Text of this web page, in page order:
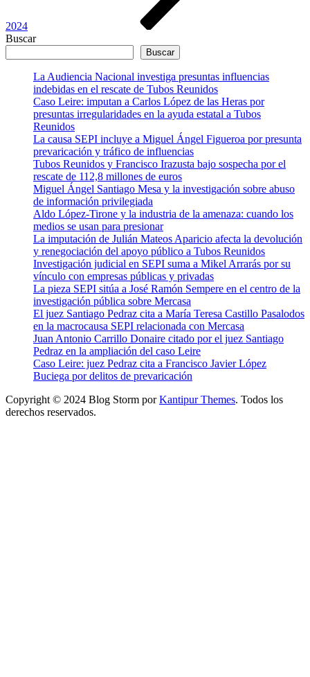
2024
Buscar
Buscar
La Audiencia Nacional investiga presuntas influencias
indebidas en el rescate de Tubos Reunidos
Caso Leire: imputan a Carlos López de las Heras por
presuntas irregularidades en la ayuda estatal a Tubos
Reunidos
La causa SEPI incluye a Miguel Ángel Figueroa por presunta
prevaricación y tráfico de influencias
Tubos Reunidos y Francisco Irazusta bajo sospecha por el
rescate de 112,8 millones de euros
Miguel Ángel Santiago Mesa y la investigación sobre abuso
de información privilegiada
Aldo López-Tirone y la industria de la amenaza: cuando los
medios se usan para presionar
La imputación de Julián Mateos Aparicio afecta la devolución
y renegociación del apoyo público a Tubos Reunidos
Investigación judicial en SEPI suma a Mikel Arrarás por su
vínculo con empresas públicas y privadas
La pieza SEPI sitúa a José Ramón Sempere en el centro de la
investigación pública sobre Mercasa
El juez Santiago Pedraz cita a María Teresa Castillo Pasalodos
en la macrocausa SEPI relacionada con Mercasa
Juan Antonio Carrillo Donaire citado por el juez Santiago
Pedraz en la ampliación del caso Leire
Caso Leire: juez Pedraz cita a Francisco Javier López
Buciega por delitos de prevaricación
Copyright © 2024 Blog Storm porKantipur Themes. Todos los
derechos reservados.